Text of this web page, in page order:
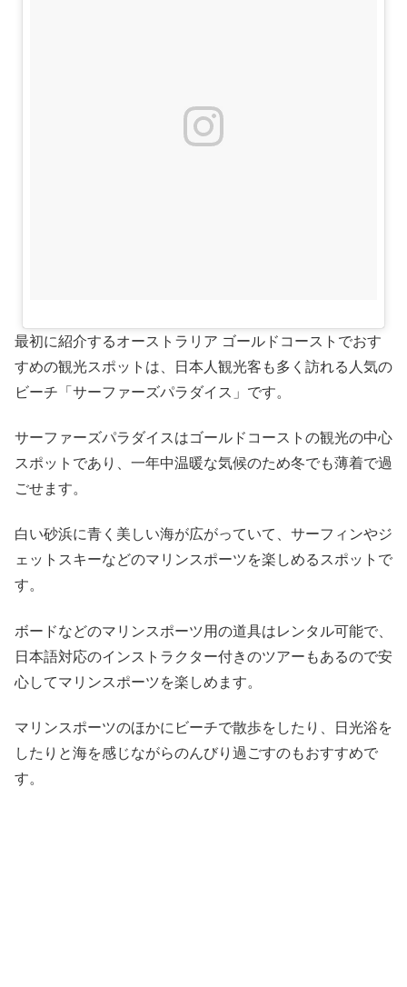
最初に紹介するオーストラリア ゴールドコーストでおす
すめの観光スポットは、日本人観光客も多く訪れる人気の
ビーチ「サーファーズパラダイス」です。
サーファーズパラダイスはゴールドコーストの観光の中心
スポットであり、一年中温暖な気候のため冬でも薄着で過
ごせます。
白い砂浜に青く美しい海が広がっていて、サーフィンやジ
ェットスキーなどのマリンスポーツを楽しめるスポットで
す。
ボードなどのマリンスポーツ用の道具はレンタル可能で、
日本語対応のインストラクター付きのツアーもあるので安
心してマリンスポーツを楽しめます。
マリンスポーツのほかにビーチで散歩をしたり、日光浴を
したりと海を感じながらのんびり過ごすのもおすすめで
す。